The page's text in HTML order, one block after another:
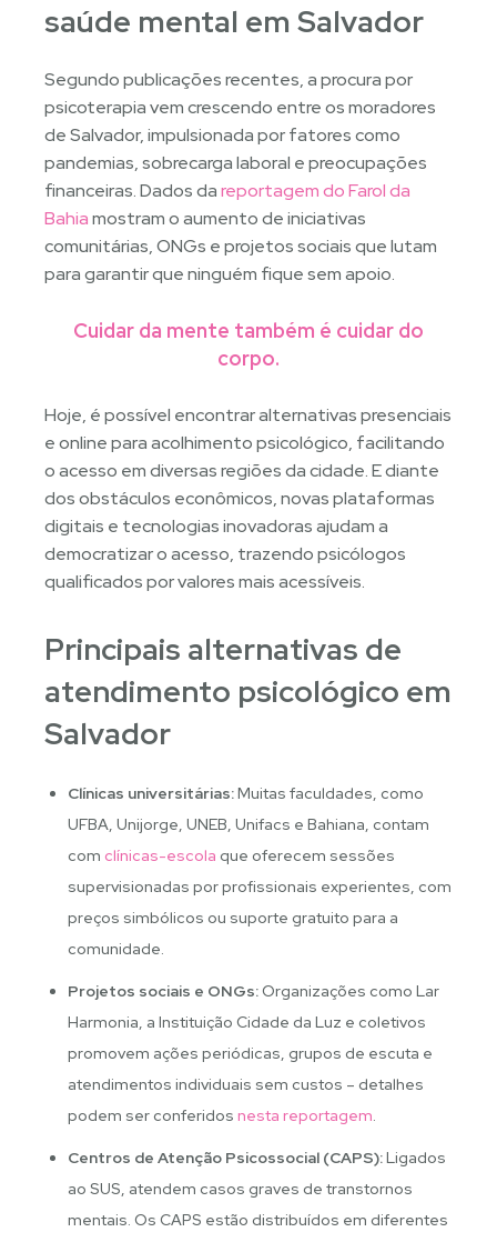
saúde mental em Salvador
Segundo publicações recentes, a procura por
psicoterapia vem crescendo entre os moradores
de Salvador, impulsionada por fatores como
pandemias, sobrecarga laboral e preocupações
financeiras. Dados dareportagem do Farol da
Bahiamostram o aumento de iniciativas
comunitárias, ONGs e projetos sociais que lutam
para garantir que ninguém fique sem apoio.
Cuidar da mente também é cuidar do
corpo.
Hoje, é possível encontrar alternativas presenciais
e online para acolhimento psicológico, facilitando
o acesso em diversas regiões da cidade. E diante
dos obstáculos econômicos, novas plataformas
digitais e tecnologias inovadoras ajudam a
democratizar o acesso, trazendo psicólogos
qualificados por valores mais acessíveis.
Principais alternativas de
atendimento psicológico em
Salvador
Clínicas universitárias:Muitas faculdades, como
UFBA, Unijorge, UNEB, Unifacs e Bahiana, contam
comclínicas-escola que oferecem sessões
supervisionadas por profissionais experientes, com
preços simbólicos ou suporte gratuito para a
comunidade.
Projetos sociais e ONGs: Organizações como Lar
Harmonia, a Instituição Cidade da Luz e coletivos
promovem ações periódicas, grupos de escuta e
atendimentos individuais sem custos – detalhes
podem ser conferidosnesta reportagem.
Centros de Atenção Psicossocial (CAPS):Ligados
ao SUS, atendem casos graves de transtornos
mentais. Os CAPS estão distribuídos em diferentes